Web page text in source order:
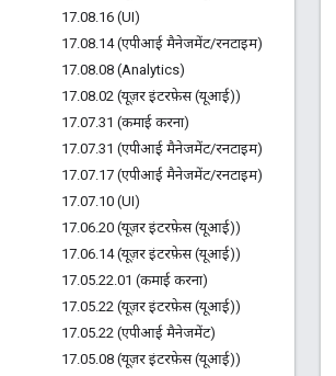
17.08.16 (UI)
17.08.14 (एपीआई मैनेजमेंट/रनटाइम)
17.08.08 (Analytics)
17.08.02 (यूज़र इंटरफ़ेस (यूआई))
17.07.31 (कमाई करना)
17.07.31 (एपीआई मैनेजमेंट/रनटाइम)
17.07.17 (एपीआई मैनेजमेंट/रनटाइम)
17.07.10 (UI)
17.06.20 (यूज़र इंटरफ़ेस (यूआई))
17.06.14 (यूज़र इंटरफ़ेस (यूआई))
17.05.22.01 (कमाई करना)
17.05.22 (यूज़र इंटरफ़ेस (यूआई))
17.05.22 (एपीआई मैनेजमेंट)
17.05.08 (यूज़र इंटरफ़ेस (यूआई))